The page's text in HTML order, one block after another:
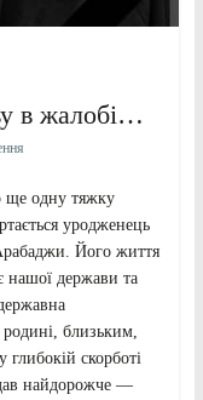
в жалобі…
ще одну тяжку
уродженець
Його життя
нашої держави та
родині, близьким,
скорботі
найдорожче —